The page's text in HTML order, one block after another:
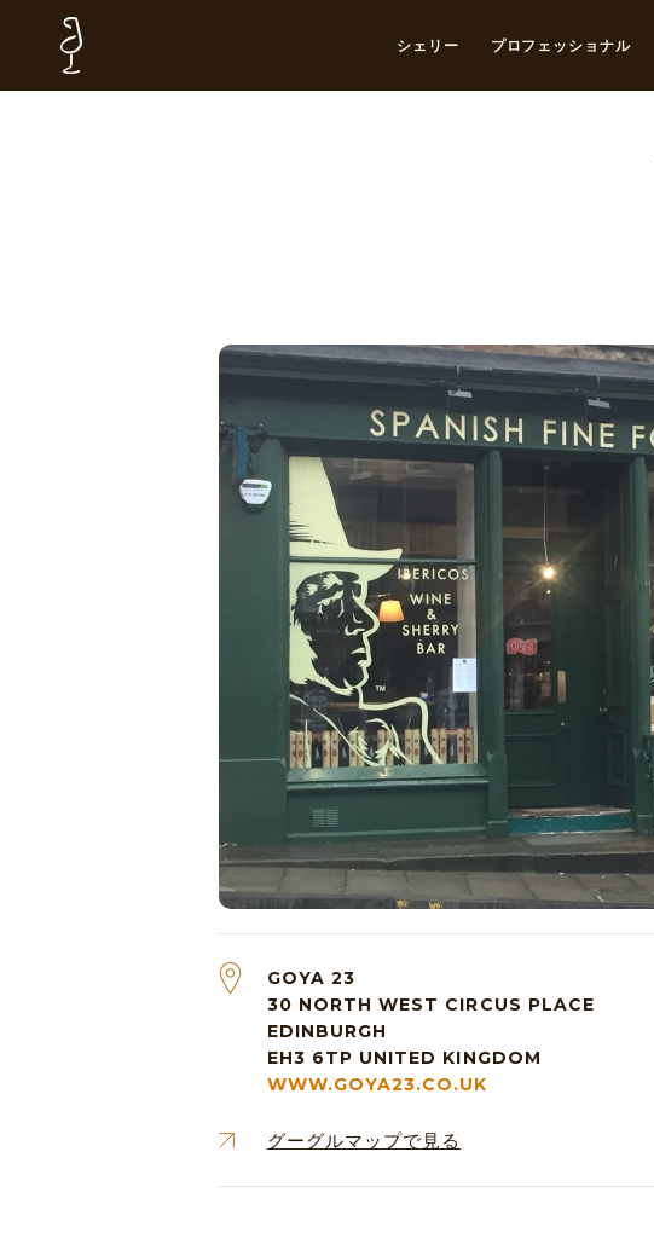
シェリー プロフェッショナル
GOYA 23
30 NORTH WEST CIRCUS PLACE
EDINBURGH
EH3 6TP UNITED KINGDOM
WWW.GOYA23.CO.UK
グーグルマップで見る